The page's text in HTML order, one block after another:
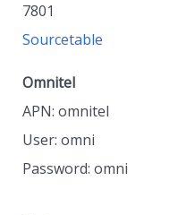
7801
Sourcetable
Omnitel
APN: omnitel
User: omni
Password: omni